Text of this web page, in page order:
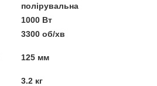
полірувальна
1000 Вт
3300 об/хв
125 мм
3.2 кг